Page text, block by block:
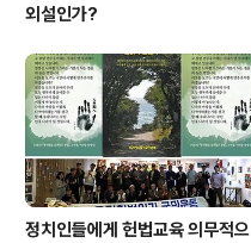
외설인가?
정치인들에게 헌법교육 의무적으